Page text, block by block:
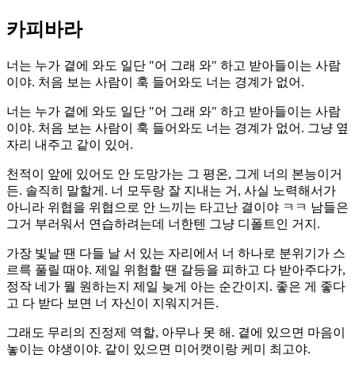
카피바라
너는 누가 곁에 와도 일단 "어 그래 와" 하고 받아들이는 사람
이야. 처음 보는 사람이 훅 들어와도 너는 경계가 없어.
너는 누가 곁에 와도 일단 "어 그래 와" 하고 받아들이는 사람
이야. 처음 보는 사람이 훅 들어와도 너는 경계가 없어. 그냥 옆
자리 내주고 같이 있어.
천적이 앞에 있어도 안 도망가는 그 평온, 그게 너의 본능이거
든. 솔직히 말할게. 너 모두랑 잘 지내는 거, 사실 노력해서가
아니라 위협을 위협으로 안 느끼는 타고난 결이야 ㅋㅋ 남들은
그거 부러워서 연습하려는데 너한텐 그냥 디폴트인 거지.
가장 빛날 땐 다들 날 서 있는 자리에서 너 하나로 분위기가 스
르륵 풀릴 때야. 제일 위험할 땐 갈등을 피하고 다 받아주다가,
정작 네가 뭘 원하는지 제일 늦게 아는 순간이지. 좋은 게 좋다
고 다 받다 보면 너 자신이 지워지거든.
그래도 무리의 진정제 역할, 아무나 못 해. 곁에 있으면 마음이
놓이는 야생이야. 같이 있으면 미어캣이랑 케미 최고야.